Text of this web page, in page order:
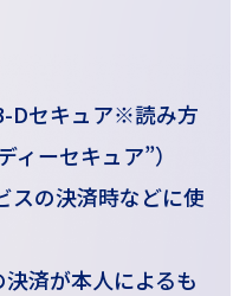
Dセキュア※読み方
ーセキュア”）
スの決済時などに使
済が本人によるも